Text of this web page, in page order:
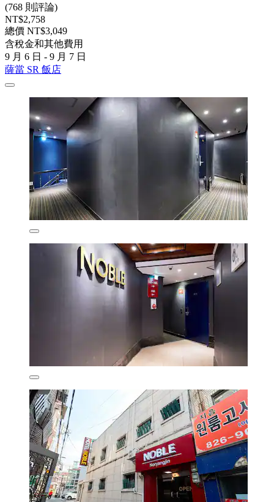
(768 則評論)
NT$2,758
總價 NT$3,049
含稅金和其他費用
9 月 6 日 - 9 月 7 日
薩當 SR 飯店